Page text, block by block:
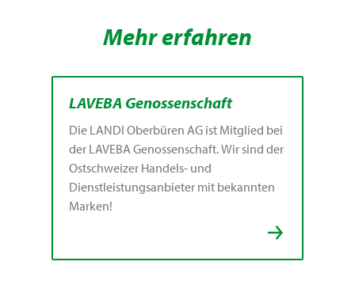
Mehr erfahren
LAVEBA Genossenschaft
Die LANDI Oberbüren AG ist Mitglied bei
der LAVEBA Genossenschaft. Wir sind der
Ostschweizer Handels- und
Dienstleistungsanbieter mit bekannten
Marken!